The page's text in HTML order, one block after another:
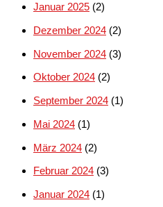
Januar 2025 (2)
Dezember 2024 (2)
November 2024 (3)
Oktober 2024 (2)
September 2024 (1)
Mai 2024 (1)
März 2024 (2)
Februar 2024 (3)
Januar 2024 (1)